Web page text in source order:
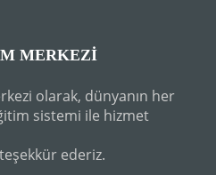
MERKEZI
olarak, dünyanın her
sistemi ile hizmet
ederiz.